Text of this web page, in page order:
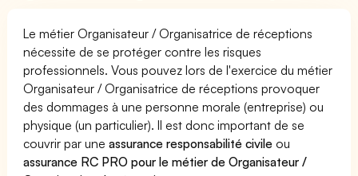
Le métier Organisateur / Organisatrice de réceptions
nécessite de se protéger contre les risques
professionnels. Vous pouvez lors de l'exercice du métier
Organisateur / Organisatrice de réceptions provoquer
des dommages à une personne morale (entreprise) ou
physique (un particulier). Il est donc important de se
couvrir par uneassurance responsabilité civile ou
assurance RC PRO pour le métier de Organisateur /